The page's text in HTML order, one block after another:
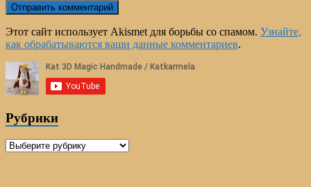
Этот сайт использует Akismet для борьбы со спамом. Узнайте,
как обрабатываются ваши данные комментариев.
Рубрики
Рубрики